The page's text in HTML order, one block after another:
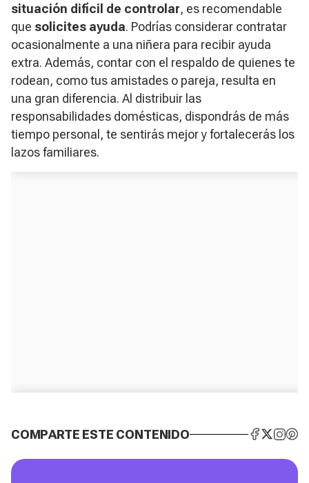
situación difícil de controlar, es recomendable
que solicites ayuda. Podrías considerar contratar
ocasionalmente a una niñera para recibir ayuda
extra. Además, contar con el respaldo de quienes te
rodean, como tus amistades o pareja, resulta en
una gran diferencia. Al distribuir las
responsabilidades domésticas, dispondrás de más
tiempo personal, te sentirás mejor y fortalecerás los
lazos familiares.
COMPARTE ESTE CONTENIDO